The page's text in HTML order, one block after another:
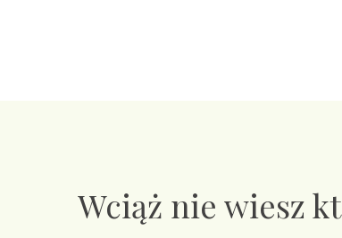
Wciąż nie wiesz